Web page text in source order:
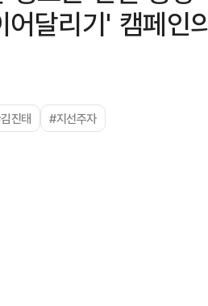
달리기' 캠페인
진태 #지선주자